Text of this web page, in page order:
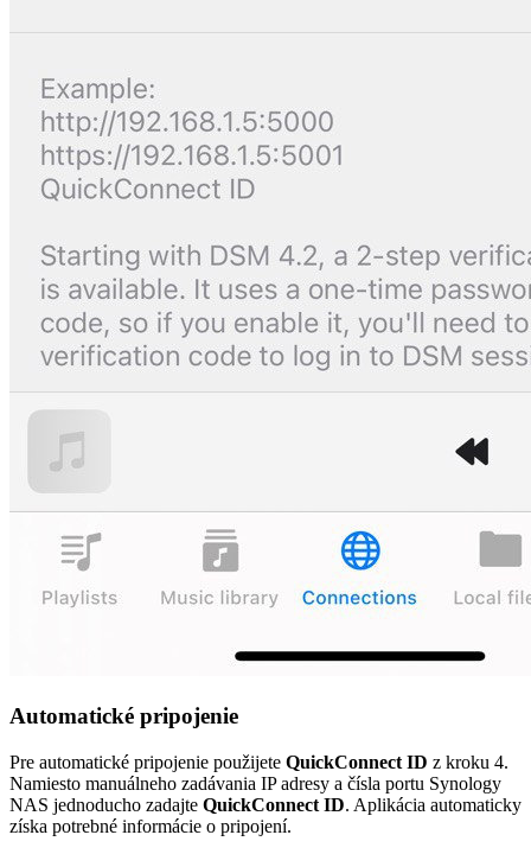
Automatické pripojenie
Pre automatické pripojenie použijete QuickConnect ID z kroku 4.
Namiesto manuálneho zadávania IP adresy a čísla portu Synology
NAS jednoducho zadajte QuickConnect ID. Aplikácia automaticky
získa potrebné informácie o pripojení.